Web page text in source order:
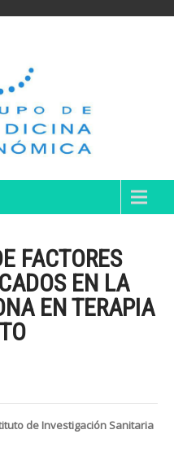
FACTORES
EN LA
EN TERAPIA
de Investigación Sanitaria